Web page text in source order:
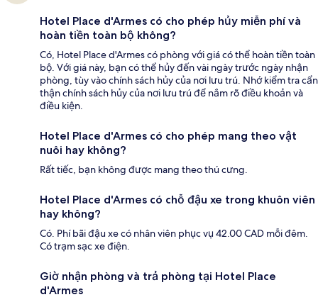
Hotel Place d'Armes có cho phép hủy miễn phí và
hoàn tiền toàn bộ không?
Có, Hotel Place d'Armes có phòng với giá có thể hoàn tiền toàn
bộ. Với giá này, bạn có thể hủy đến vài ngày trước ngày nhận
phòng, tùy vào chính sách hủy của nơi lưu trú. Nhớ kiểm tra cẩn
thận chính sách hủy của nơi lưu trú để nắm rõ điều khoản và
điều kiện.
Hotel Place d'Armes có cho phép mang theo vật
nuôi hay không?
Rất tiếc, bạn không được mang theo thú cưng.
Hotel Place d'Armes có chỗ đậu xe trong khuôn viên
hay không?
Có. Phí bãi đậu xe có nhân viên phục vụ 42.00 CAD mỗi đêm.
Có trạm sạc xe điện.
Giờ nhận phòng và trả phòng tại Hotel Place
d'Armes